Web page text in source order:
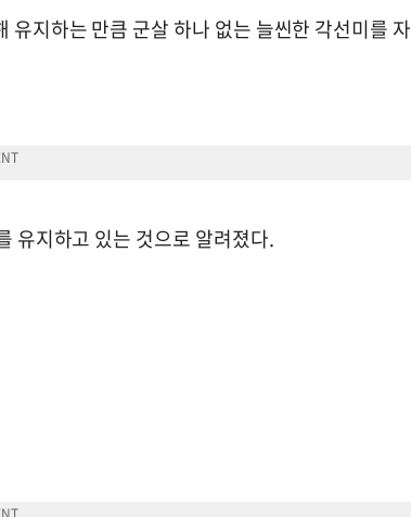
지하는 만큼 군살 하나 없는 늘씬한 각선미를 자
유지하고 있는 것으로 알려졌다.